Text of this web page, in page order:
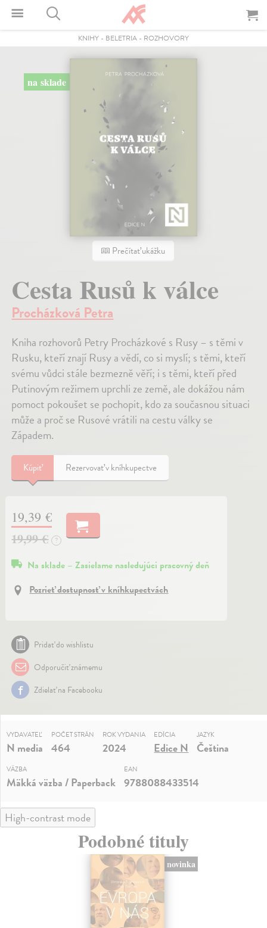
KNIHY - BELETRIA - ROZHOVORY
na sklade
Prečítať ukážku
Cesta Rusů k válce
Procházková Petra
Kniha rozhovorů Petry Procházkové s Rusy – s těmi v
Rusku, kteří znají Rusy a vědí, co si myslí; s těmi, kteří
svému vůdci stále bezmezně věří; i s těmi, kteří před
Putinovým režimem uprchli ze země, ale dokážou nám
pomoct pokoušet se pochopit, kdo za současnou situaci
může a proč se Rusové vrátili na cestu války se
Západem.
Kúpiť Rezervovať v kníhkupectve
19,39 €
19,99 €
?
Na sklade – Zasielame nasledujúci pracovný deň
Pozrieť dostupnosť v kníhkupectvách
Pridať do wishlistu
Odporučiť známemu
Zdielať na Facebooku
VYDAVATEĽ
N media
POČET STRÁN
464
ROK VYDANIA
2024
EDÍCIA
Edice N
JAZYK
Čeština
VÄZBA
Mäkká väzba / Paperback
EAN
9788088433514
High-contrast mode
Podobné tituly
novinka